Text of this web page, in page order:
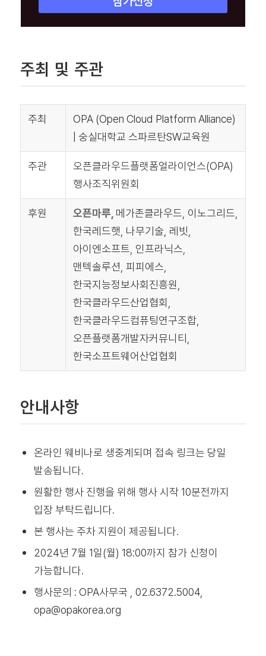
주최 및 주관
주최
OPA (Open Cloud Platform Alliance)
| 숭실대학교 스파르탄SW교육원
주관
오픈클라우드플랫폼얼라이언스(OPA)
행사조직위원회
후원 오픈마루, 메가존클라우드, 이노그리드,
한국레드햇, 나무기술, 레빗,
아이엔소프트, 인프라닉스,
맨텍솔루션, 피피에스,
한국지능정보사회진흥원,
한국클라우드산업협회,
한국클라우드컴퓨팅연구조합,
오픈플랫폼개발자커뮤니티,
한국소프트웨어산업협회
안내사항
온라인 웨비나로 생중계되며 접속 링크는 당일
발송됩니다.
원활한 행사 진행을 위해 행사 시작 10분전까지
입장 부탁드립니다.
본 행사는 주차 지원이 제공됩니다.
2024년 7월 1일(월) 18:00까지 참가 신청이
가능합니다.
행사문의 : OPA사무국 , 02.6372.5004,
opa@opakorea.org